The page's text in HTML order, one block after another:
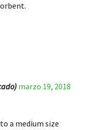
marzo 19, 2018
a medium size